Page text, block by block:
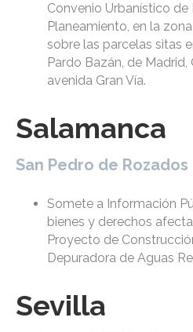
Convenio Urbanístico de
Planeamiento, en la
sobre las parcelas sitas
Pardo Bazán, de
avenida Gran Vía.
Salamanca
San Pedro de Rozados
Somete a Información
bienes y derechos
Proyecto de
Depuradora de Aguas
Sevilla